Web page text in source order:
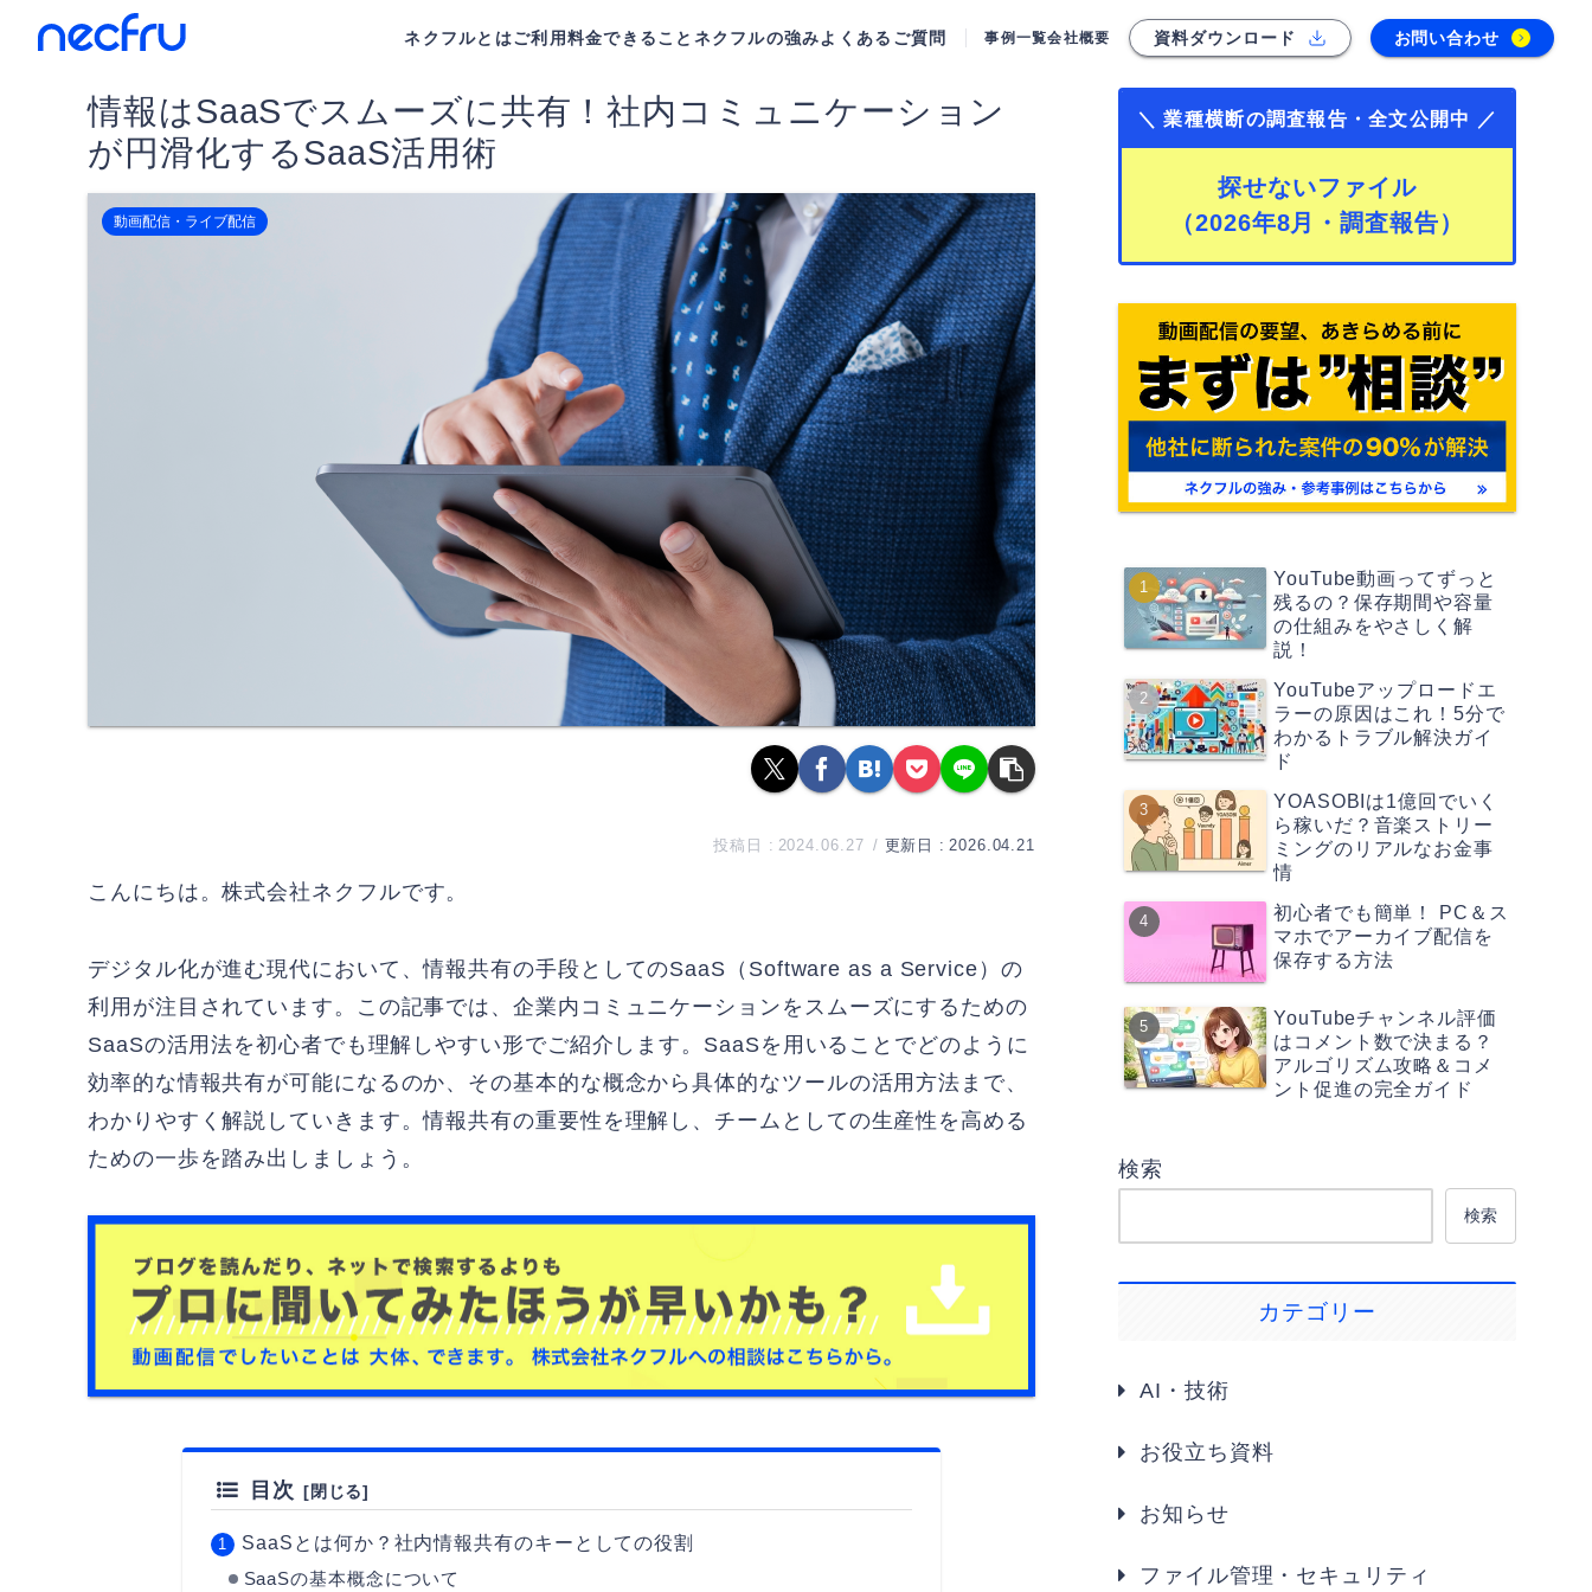
ネクフルとはご利用料金できること ネクフルの強みよくあるご質問 事例一覧会社概要 資料ダウンロード お問い合わせ
情報はSaaSでスムーズに共有！社内コミュニケーション
が円滑化するSaaS活用術
動画配信・ライブ配信
2024.06.27 2026.04.21
こんにちは。株式会社ネクフルです。
デジタル化が進む現代において、情報共有の手段としてのSaaS（Software as a Service）の
利用が注目されています。この記事では、企業内コミュニケーションをスムーズにするための
SaaSの活用法を初心者でも理解しやすい形でご紹介します。SaaSを用いることでどのように
効率的な情報共有が可能になるのか、その基本的な概念から具体的なツールの活用方法まで、
わかりやすく解説していきます。情報共有の重要性を理解し、チームとしての生産性を高める
ための一歩を踏み出しましょう。
目次
SaaSとは何か？社内情報共有のキーとしての役割
SaaSの基本概念について
＼ 業種横断の調査報告・全文公開中 ／
探せないファイル
（2026年8月・調査報告）
YouTube動画ってずっと
残るの？保存期間や容量
の仕組みをやさしく解
説！
YouTubeアップロードエ
ラーの原因はこれ！5分で
わかるトラブル解決ガイ
ド
YOASOBIは1億回でいく
ら稼いだ？音楽ストリー
ミングのリアルなお金事
情
初心者でも簡単！ PC＆ス
マホでアーカイブ配信を
保存する方法
YouTubeチャンネル評価
はコメント数で決まる？
アルゴリズム攻略＆コメ
ント促進の完全ガイド
検索
検索
カテゴリー
AI・技術
お役立ち資料
お知らせ
ファイル管理・セキュリティ